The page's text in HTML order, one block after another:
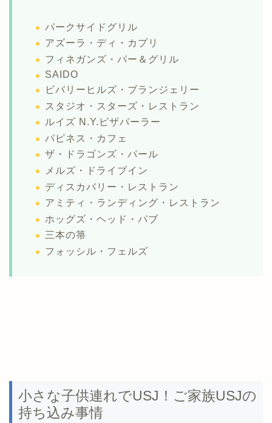
パークサイドグリル
アズーラ・ディ・カプリ
フィネガンズ・パー＆グリル
SAIDO
ビバリーヒルズ・ブランジェリー
スタジオ・スターズ・レストラン
ルイズ N.Y.ピザパーラー
パピネス・カフェ
ザ・ドラゴンズ・パール
メルズ・ドライブイン
ディスカバリー・レストラン
アミティ・ランディング・レストラン
ホッグズ・ヘッド・パブ
三本の箒
フォッシル・フェルズ
小さな子供連れでUSJ！ご家族USJの
持ち込み事情